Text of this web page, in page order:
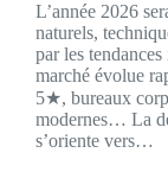
L’année 2026
naturels,
par les
marché évolue
5★, bureaux
modernes… La
s’oriente vers…